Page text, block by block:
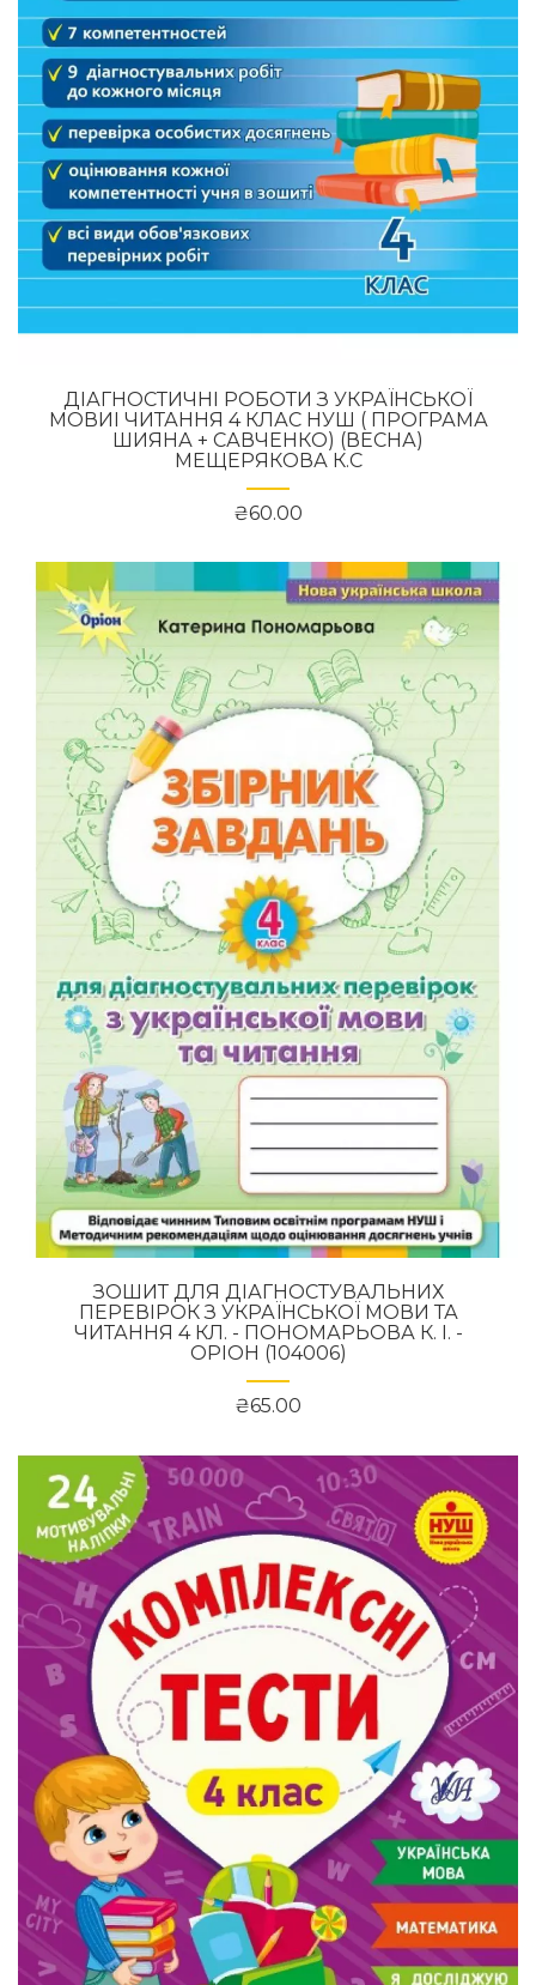
ДІАГНОСТИЧНІ РОБОТИ З УКРАЇНСЬКОЇ
МОВИІ ЧИТАННЯ 4 КЛАС НУШ ( ПРОГРАМА
ШИЯНА + САВЧЕНКО) (ВЕСНА)
МЕЩЕРЯКОВА К.С
₴60.00
ЗОШИТ ДЛЯ ДІАГНОСТУВАЛЬНИХ
ПЕРЕВІРОК З УКРАЇНСЬКОЇ МОВИ ТА
ЧИТАННЯ 4 КЛ. - ПОНОМАРЬОВА К. І. -
ОРІОН (104006)
₴65.00